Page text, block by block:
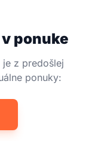
ponuke
z predošlej
ponuky: